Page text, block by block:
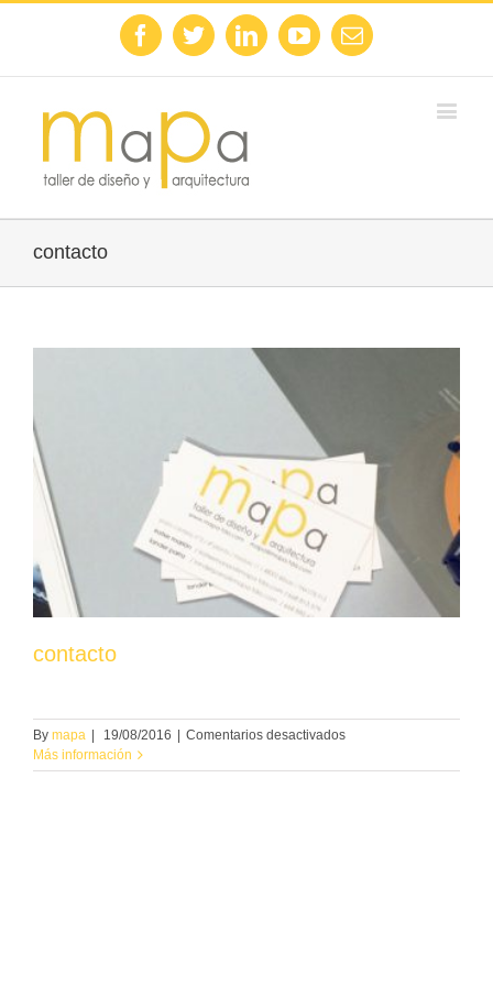
FacebookTwitterLinkedinYoutubeEmail
contacto
contacto
By mapa 19/08/2016 Comentarios desactivadosen
Más información